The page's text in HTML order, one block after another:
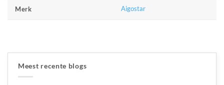
Merk Aigostar
Meest recente blogs